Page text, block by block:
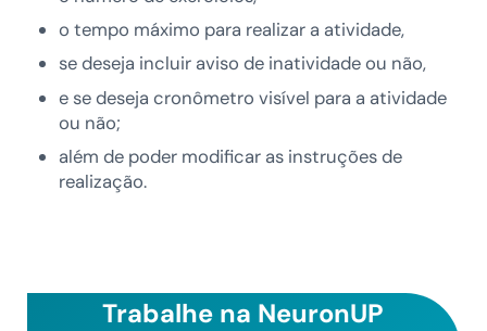
o tempo máximo para realizar a atividade,
se deseja incluir aviso de inatividade ou não,
e se deseja cronômetro visível para a atividade
ou não;
além de poder modificar as instruções de
realização.
Trabalhe na NeuronUP